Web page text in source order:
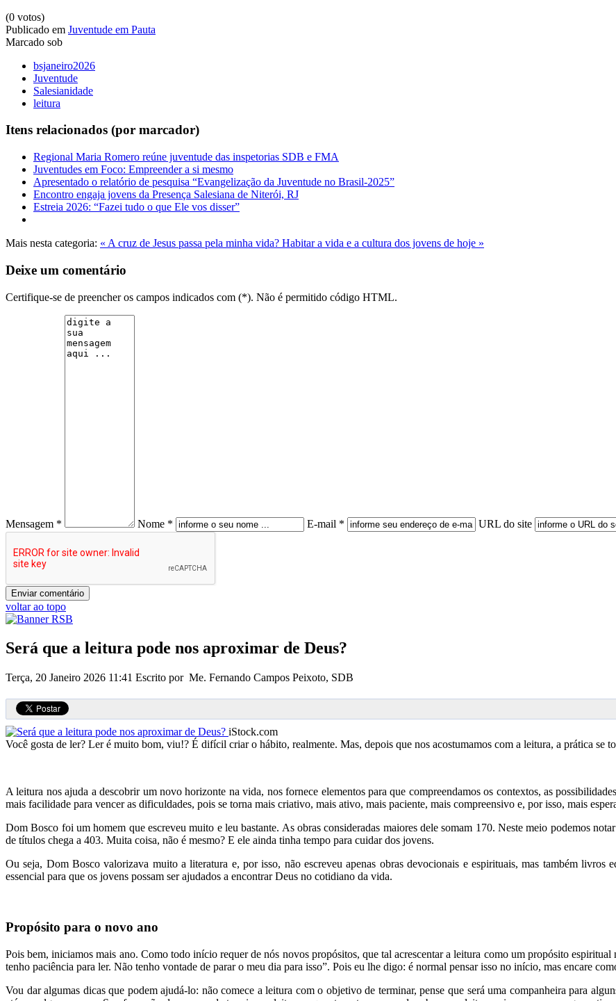
(0 votos)
Publicado em Juventude em Pauta
Marcado sob
bsjaneiro2026
Juventude
Salesianidade
leitura
Itens relacionados (por marcador)
Regional Maria Romero reúne juventude das inspetorias SDB e FMA
Juventudes em Foco: Empreender a si mesmo
Apresentado o relatório de pesquisa “Evangelização da Juventude no Brasil-2025”
Encontro engaja jovens da Presença Salesiana de Niterói, RJ
Estreia 2026: “Fazei tudo o que Ele vos disser”
Mais nesta categoria: « A cruz de Jesus passa pela minha vida? Habitar a vida e a cultura dos jovens de hoje »
Deixe um comentário
Certifique-se de preencher os campos indicados com (*). Não é permitido código HTML.
Mensagem * Nome * E-mail * URL do site
voltar ao topo
Será que a leitura pode nos aproximar de Deus?
Terça, 20 Janeiro 2026 11:41 Escrito por Me. Fernando Campos Peixoto, SDB
iStock.com
Você gosta de ler? Ler é muito bom, viu!? É difícil criar o hábito, realmente. Mas, depois que nos acostumamos com a leitura, a prática se
A leitura nos ajuda a descobrir um novo horizonte na vida, nos fornece elementos para que compreendamos os contextos, as
mais facilidade para vencer as dificuldades, pois se torna mais criativo, mais ativo, mais paciente, mais compreensivo e, por isso, mais
Dom Bosco foi um homem que escreveu muito e leu bastante. As obras consideradas maiores dele somam 170. Neste meio podemos
de títulos chega a 403. Muita coisa, não é mesmo? E ele ainda tinha tempo para cuidar dos jovens.
Ou seja, Dom Bosco valorizava muito a literatura e, por isso, não escreveu apenas obras devocionais e espirituais, mas também livros
essencial para que os jovens possam ser ajudados a encontrar Deus no cotidiano da vida.
Propósito para o novo ano
Pois bem, iniciamos mais ano. Como todo início requer de nós novos propósitos, que tal acrescentar a leitura como um propósito
tenho paciência para ler. Não tenho vontade de parar o meu dia para isso”. Pois eu lhe digo: é normal pensar isso no início, mas encare
Vou dar algumas dicas que podem ajudá-lo: não comece a leitura com o objetivo de terminar, pense que será uma companheira para